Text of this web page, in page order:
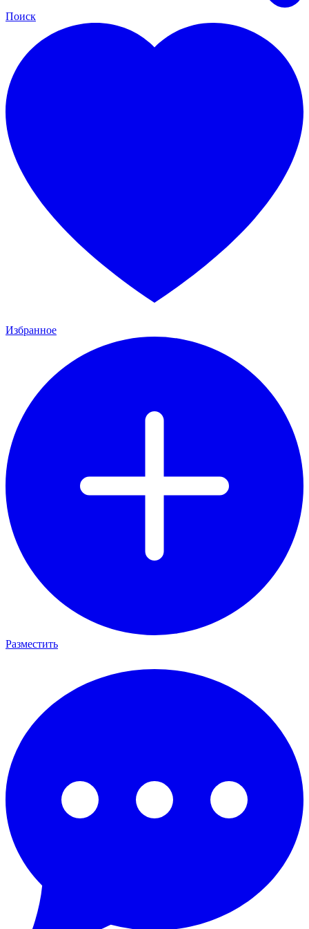
Поиск
Избранное
Разместить